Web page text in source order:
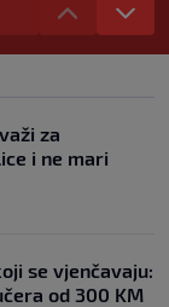
dvije
za
i ne mari
se vjenčavaju:
od 300 KM